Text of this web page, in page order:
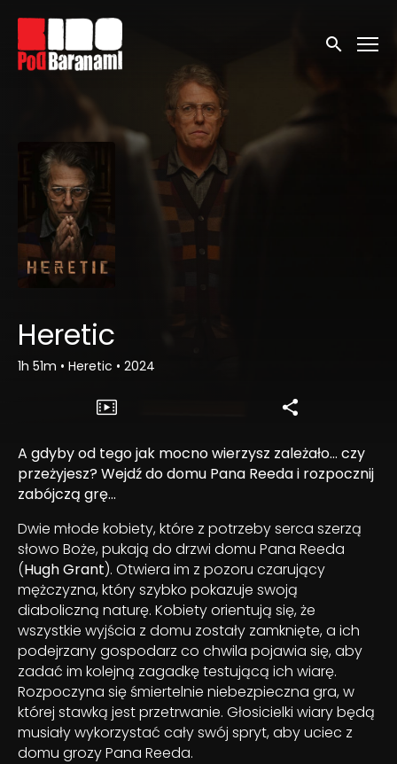
Linki ułatwień dostępu
Wyszukaj
Heretic
1h 51m • Heretic • 2024
A gdyby od tego jak mocno wierzysz zależało… czy
przeżyjesz? Wejdź do domu Pana Reeda i rozpocznij
zabójczą grę…
Dwie młode kobiety, które z potrzeby serca szerzą
słowo Boże, pukają do drzwi domu Pana Reeda
(Hugh Grant). Otwiera im z pozoru czarujący
mężczyzna, który szybko pokazuje swoją
diaboliczną naturę. Kobiety orientują się, że
wszystkie wyjścia z domu zostały zamknięte, a ich
podejrzany gospodarz co chwila pojawia się, aby
zadać im kolejną zagadkę testującą ich wiarę.
Rozpoczyna się śmiertelnie niebezpieczna gra, w
której stawką jest przetrwanie. Głosicielki wiary będą
musiały wykorzystać cały swój spryt, aby uciec z
domu grozy Pana Reeda.